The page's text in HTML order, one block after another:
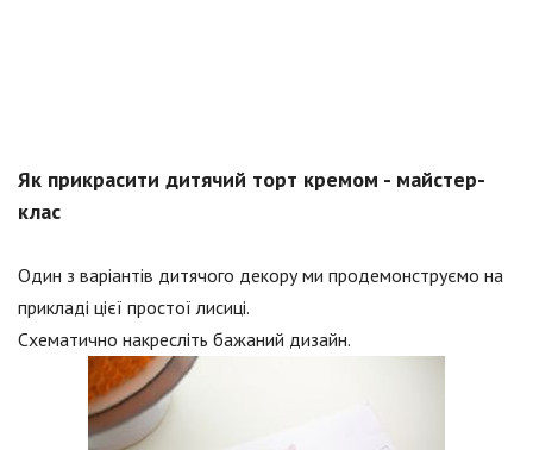
Як прикрасити дитячий торт кремом - майстер-
клас
Один з варіантів дитячого декору ми продемонструємо на
прикладі цієї простої лисиці.
Схематично накресліть бажаний дизайн.